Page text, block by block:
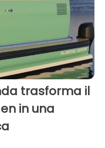
trasforma il
in una